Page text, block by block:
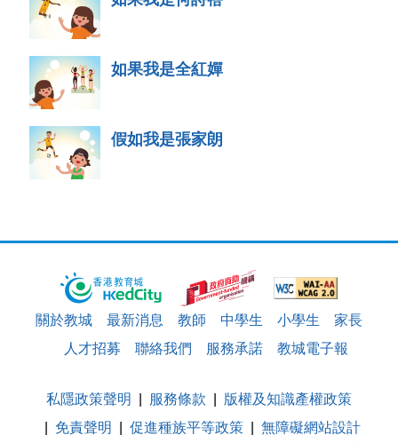
如果我是全紅嬋
假如我是張家朗
關於教城 最新消息 教師 中學生 小學生
家長
人才招募
聯絡我們 服務承諾 教城電子報
私隱政策聲明 服務條款
版權及知識產權政策
免責聲明
促進種族平等政策 無障礙網站設計